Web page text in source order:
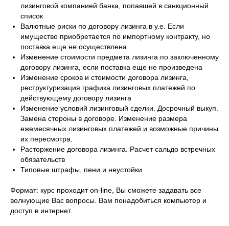
лизинговой компанией банка, попавшей в санкционный
список
Валютные риски по договору лизинга в у.е. Если
имущество приобретается по импортному контракту, но
поставка еще не осуществлена
Изменение стоимости предмета лизинга по заключенному
договору лизинга, если поставка еще не произведена
Изменение сроков и стоимости договора лизинга,
реструктуризация графика лизинговых платежей по
действующему договору лизинга
Изменение условий лизинговый сделки. Досрочный выкуп.
Замена стороны в договоре. Изменение размера
ежемесячных лизинговых платежей и возможные причины
их пересмотра.
Расторжение договора лизинга. Расчет сальдо встречных
обязательств
Типовые штрафы, пени и неустойки
Формат: курс проходит on-line, Вы сможете задавать все
волнующие Вас вопросы. Вам понадобиться компьютер и
доступ в интернет.